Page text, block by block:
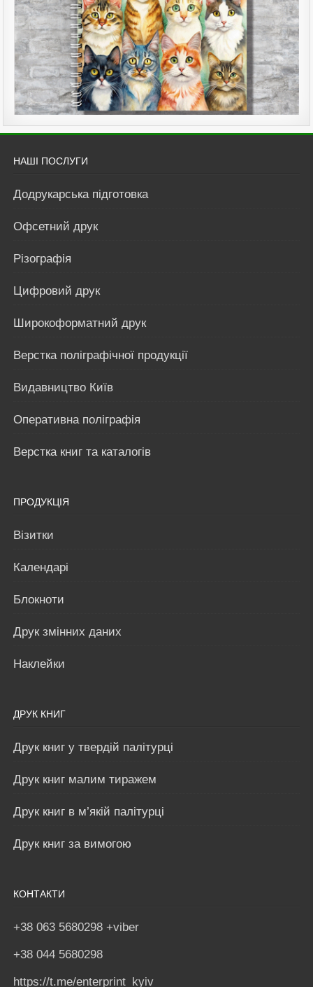
НАШІ ПОСЛУГИ
Додрукарська підготовка
Офсетний друк
Різографія
Цифровий друк
Широкоформатний друк
Верстка поліграфічної продукції
Видавництво Київ
Оперативна поліграфія
Верстка книг та каталогів
ПРОДУКЦІЯ
Візитки
Календарі
Блокноти
Друк змінних даних
Наклейки
ДРУК КНИГ
Друк книг у твердій палітурці
Друк книг малим тиражем
Друк книг в м’якій палітурці
Друк книг за вимогою
КОНТАКТИ
+38 063 5680298 +viber
+38 044 5680298
https://t.me/enterprint_kyiv